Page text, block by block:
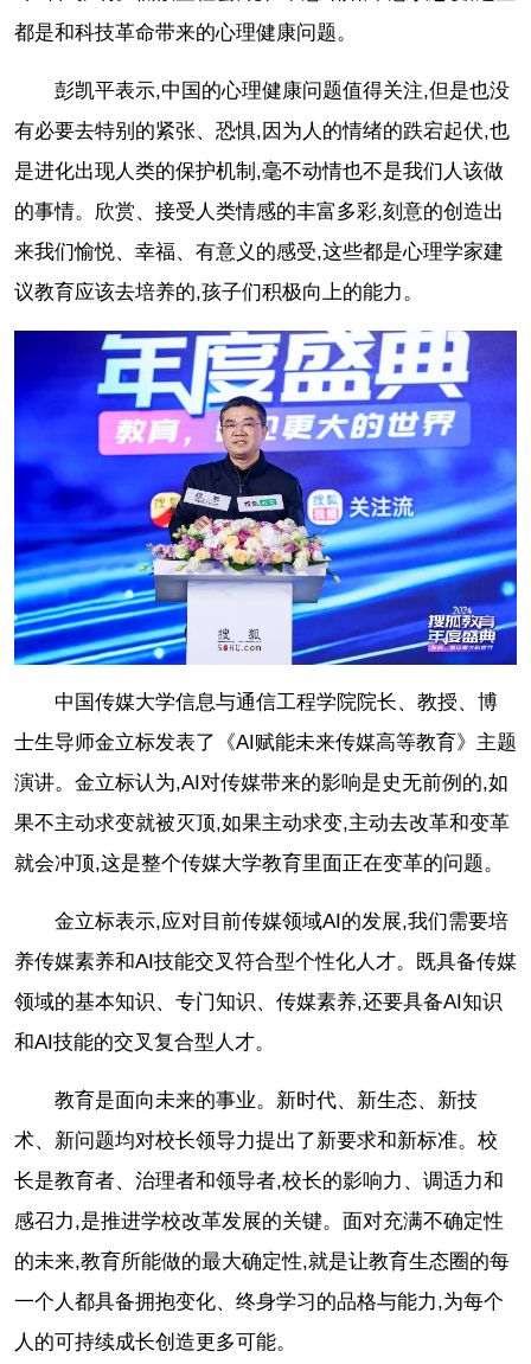
都是和科技革命带来的心理健康问题。
彭凯平表示,中国的心理健康问题值得关注,但是也没
有必要去特别的紧张、恐惧,因为人的情绪的跌宕起伏,也
是进化出现人类的保护机制,毫不动情也不是我们人该做
的事情。欣赏、接受人类情感的丰富多彩,刻意的创造出
来我们愉悦、幸福、有意义的感受,这些都是心理学家建
议教育应该去培养的,孩子们积极向上的能力。
中国传媒大学信息与通信工程学院院长、教授、博
士生导师金立标发表了《AI赋能未来传媒高等教育》主题
演讲。金立标认为,AI对传媒带来的影响是史无前例的,如
果不主动求变就被灭顶,如果主动求变,主动去改革和变革
就会冲顶,这是整个传媒大学教育里面正在变革的问题。
金立标表示,应对目前传媒领域AI的发展,我们需要培
养传媒素养和AI技能交叉符合型个性化人才。既具备传媒
领域的基本知识、专门知识、传媒素养,还要具备AI知识
和AI技能的交叉复合型人才。
教育是面向未来的事业。新时代、新生态、新技
术、新问题均对校长领导力提出了新要求和新标准。校
长是教育者、治理者和领导者,校长的影响力、调适力和
感召力,是推进学校改革发展的关键。面对充满不确定性
的未来,教育所能做的最大确定性,就是让教育生态圈的每
一个人都具备拥抱变化、终身学习的品格与能力,为每个
人的可持续成长创造更多可能。